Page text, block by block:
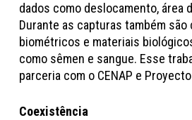
dados como deslocamento, área
Durante as capturas também
biométricos e materiais
como sêmen e sangue. Esse
parceria com o CENAP e
Coexistência